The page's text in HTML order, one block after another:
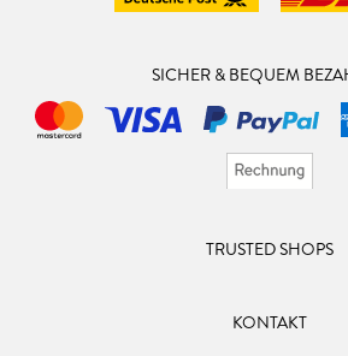
SICHER & BEQUEM
TRUSTED SHOPS
KONTAKT